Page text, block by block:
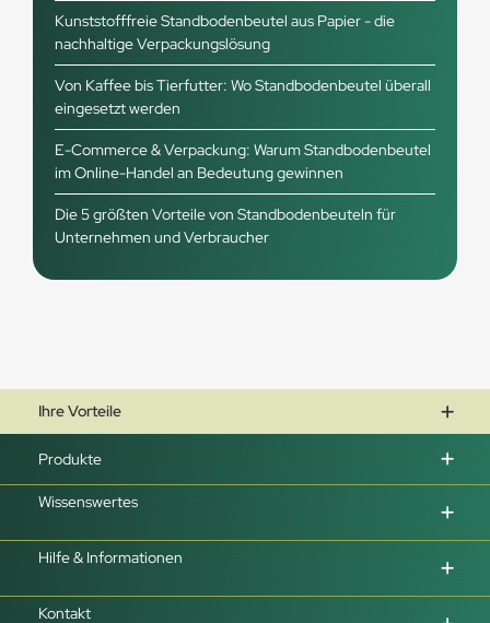
Kunststofffreie Standbodenbeutel aus Papier - die
nachhaltige Verpackungslösung
Von Kaffee bis Tierfutter: Wo Standbodenbeutel überall
eingesetzt werden
E-Commerce & Verpackung: Warum Standbodenbeutel
im Online-Handel an Bedeutung gewinnen
Die 5 größten Vorteile von Standbodenbeuteln für
Unternehmen und Verbraucher
Ihre Vorteile
Produkte
Wissenswertes
Hilfe & Informationen
Kontakt